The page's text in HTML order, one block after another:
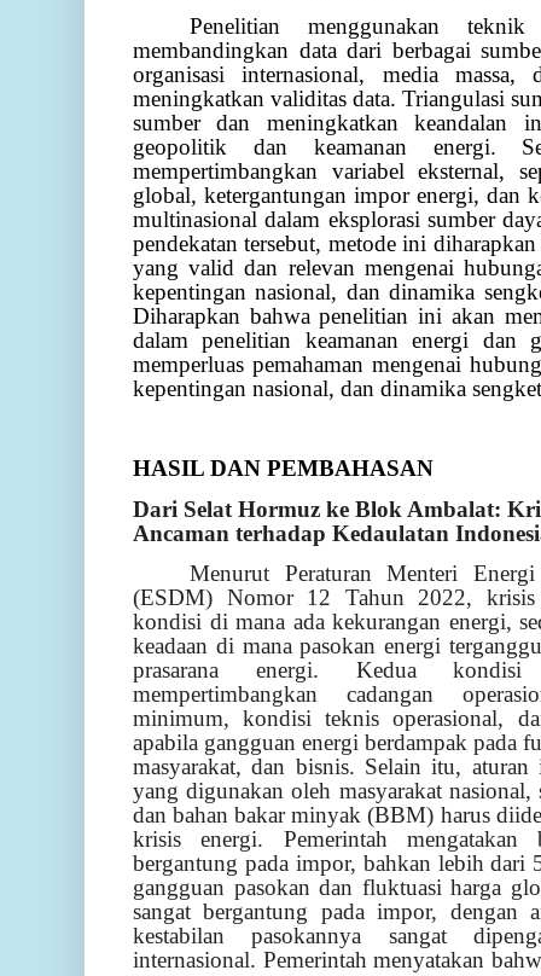
Penelitian menggunakan
membandingkan data dari berbagai
organisasi internasional, media
meningkatkan validitas data. Triangulasi
sumber dan meningkatkan keandalan
geopolitik dan keamanan energi.
mempertimbangkan variabel eksternal,
global, ketergantungan impor energi, dan
multinasional dalam eksplorasi sumber
pendekatan tersebut, metode ini
yang valid dan relevan mengenai
kepentingan nasional, dan dinamika
Diharapkan bahwa penelitian ini akan
dalam penelitian keamanan energi dan
memperluas pemahaman mengenai
kepentingan nasional, dan dinamika
HASIL DAN PEMBAHASAN
Dari Selat Hormuz ke Blok Ambalat:
Ancaman terhadap Kedaulatan
Menurut Peraturan Menteri
(ESDM) Nomor 12 Tahun 2022, krisis
kondisi di mana ada kekurangan energi,
keadaan di mana pasokan energi
prasarana energi. Kedua
mempertimbangkan cadangan
minimum, kondisi teknis operasional,
apabila gangguan energi berdampak pada
masyarakat, dan bisnis. Selain itu,
yang digunakan oleh masyarakat
dan bahan bakar minyak (BBM) harus
krisis energi. Pemerintah
bergantung pada impor, bahkan lebih dari
gangguan pasokan dan fluktuasi harga
sangat bergantung pada impor, dengan
kestabilan pasokannya sangat
internasional. Pemerintah menyatakan